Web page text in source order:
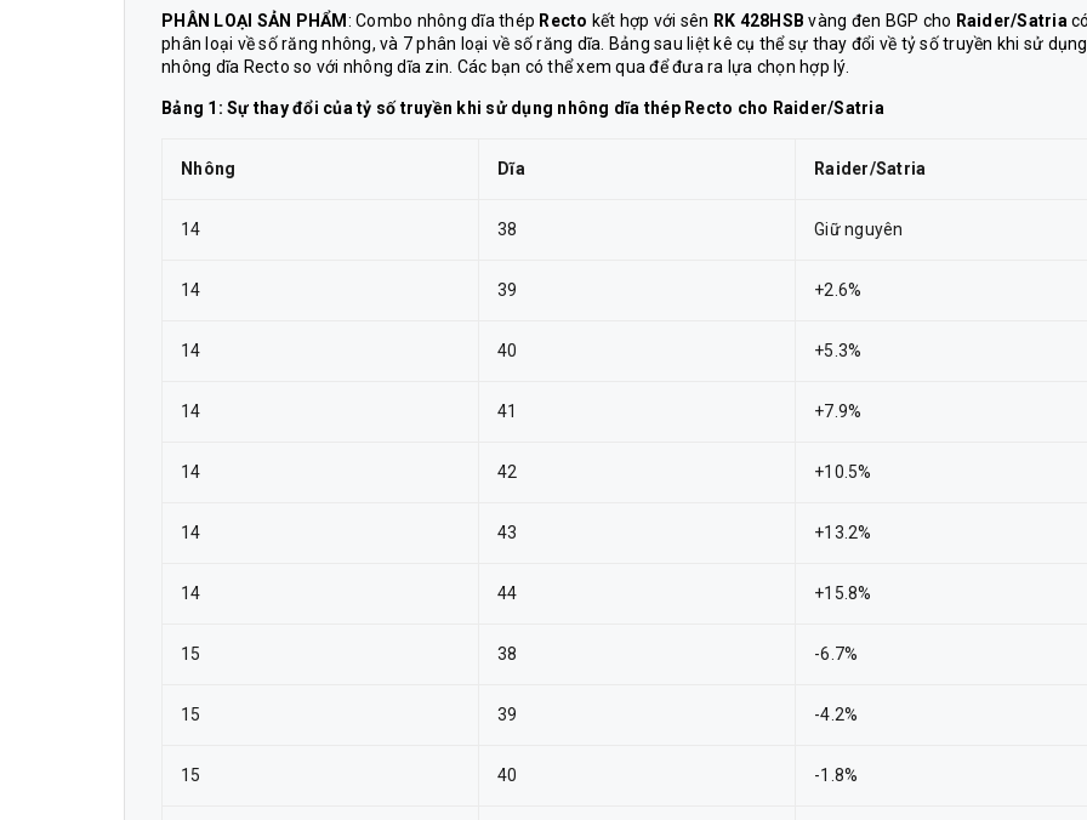
PHÂN LOẠI SẢN PHẨM : Combo nhông dĩa thép Recto kết hợp với sên RK 428HSBvàng đen BGP cho Raider/Satria
phân loại về số răng nhông, và 7 phân loại về số răng dĩa. Bảng sau liệt kê cụ thể sự thay đổi về tỷ số truyền khi sử dụng
nhông dĩa Recto so với nhông dĩa zin. Các bạn có thể xem qua để đưa ra lựa chọn hợp lý.
Bảng 1: Sự thay đổi của tỷ số truyền khi sử dụng nhông dĩa thép Recto cho Raider/Satria
Nhông Dĩa Raider/Satria
14 38 Giữ nguyên
14 39 +2.6%
14 40 +5.3%
14 41 +7.9%
14 42 +10.5%
14 43 +13.2%
14 44 +15.8%
15 38 -6.7%
15 39 -4.2%
15 40 -1.8%